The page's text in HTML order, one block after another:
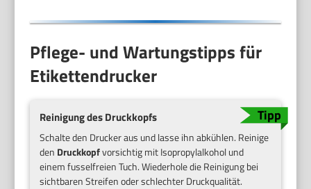
Pflege- und Wartungstipps für
Etikettendrucker
Reinigung des Druckkopfs
Schalte den Drucker aus und lasse ihn abkühlen. Reinige
den Druckkopfvorsichtig mit Isopropylalkohol und
einem fusselfreien Tuch. Wiederhole die Reinigung bei
sichtbaren Streifen oder schlechter Druckqualität.